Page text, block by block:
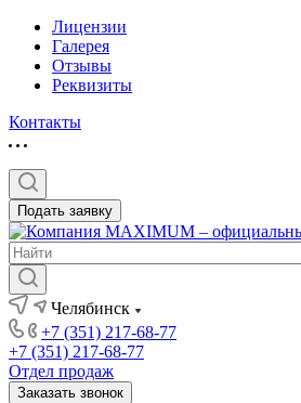
Лицензии
Галерея
Отзывы
Реквизиты
Контакты
Подать заявку
Челябинск
+7 (351) 217-68-77
+7 (351) 217-68-77
Отдел продаж
Заказать звонок